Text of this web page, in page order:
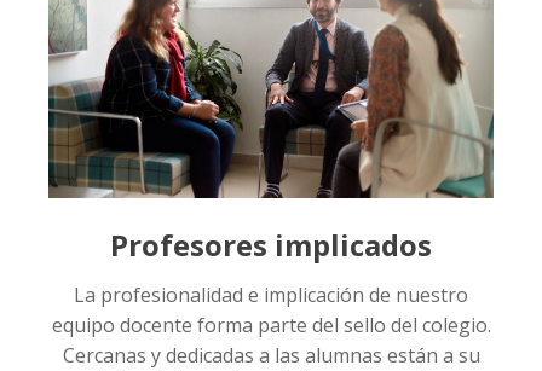
Profesores implicados
La profesionalidad e implicación de nuestro
equipo docente forma parte del sello del colegio.
Cercanas y dedicadas a las alumnas están a su